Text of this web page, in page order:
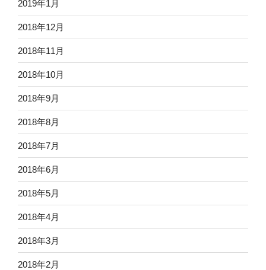
2019年1月
2018年12月
2018年11月
2018年10月
2018年9月
2018年8月
2018年7月
2018年6月
2018年5月
2018年4月
2018年3月
2018年2月